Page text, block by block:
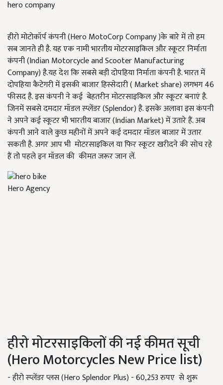
hero company
हीरो मोटोकॉर्प कंपनी (Hero MotoCorp Company )के बारे में तो हम
सब जानते ही है. यह एक नामी भारतीय मोटरसाइकिल और स्कूटर निर्माता
कंपनी (Indian Motorcycle and Scooter Manufacturing
Company) है.यह देश कि सबसे बड़ी दोपहिया निर्माता कंपनी है. भारत में
दोपहिया कैटेगरी में इसकी बाजार हिस्सेदारी ( Market share) लगभग 46
फीसद है. इस कंपनी ने कई बेहतरीन मोटरसाइकिल और स्कूटर बनाएं है.
जिनमें सबसे दमदार मॉडल स्प्लेंडर (Splendor) है. इसके अलावा इस कंपनी
ने अपने कई स्कूटर भी भारतीय बाजार (Indian Market) में उतारे हैं. अब
कंपनी आने वाले कुछ महीनों में अपने कई दमदार मॉडल बाजार में उतार
सकती है. अगर आप भी मोटरसाइकिल या फिर स्कूटर खरीदने की सोच रहे
हैं तो पहले इन मॉडल की कीमत जरूर जान लें.
Hero Agency
हीरो मोटरसाइकिलों की नई कीमत सूची
(Hero Motorcycles New Price list)
- हीरो स्प्लेंडर प्लस (Hero Splendor Plus) - 60,253 रुपए से शुरू